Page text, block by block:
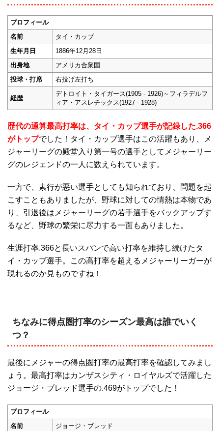
プロフィール
名前
タイ・カッブ
生年月日
1886年12月28日
出身地
アメリカ合衆国
投球・打席
右投げ左打ち
経歴
デトロイト・タイガース(1905 - 1926)～フィラデルフ
ィア・アスレチックス(1927 - 1928)
歴代の通算最高打率は、タイ・カッブ選手が記録した.366
がトップでした！タイ・カッブ選手はこの活躍もあり、メ
ジャーリーグの殿堂入り第一号の選手としてメジャーリー
グのレジェンドの一人に数えられています。
一方で、素行が悪い選手としても知られており、問題を起
こすこともありましたが、野球に対しての情熱は本物であ
り、引退後はメジャーリーグの若手選手をバックアップす
るなど、野球の繁栄に尽力する一面もありました。
生涯打率.366と長いスパンで高い打率を維持し続けたタ
イ・カッブ選手。この高打率を超えるメジャーリーガーが
現れるのか見ものですね！
ちなみに得点圏打率のシーズン最高は誰でいく
つ？
最後にメジャーの得点圏打率の最高打率を確認してみまし
ょう。最高打率はカンザスシティ・ロイヤルズで活躍した
ジョージ・ブレッド選手の.469がトップでした！
プロフィール
名前
ジョージ・ブレッド